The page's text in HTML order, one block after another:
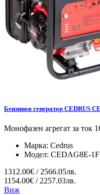
Бензинов генератор CEDRUS
Монофазен агрегат за ток
Марка: Cedrus
Модел: CEDAG8E-1F
1312.00€ / 2566.05лв.
1154.00€ / 2257.03лв.
Виж